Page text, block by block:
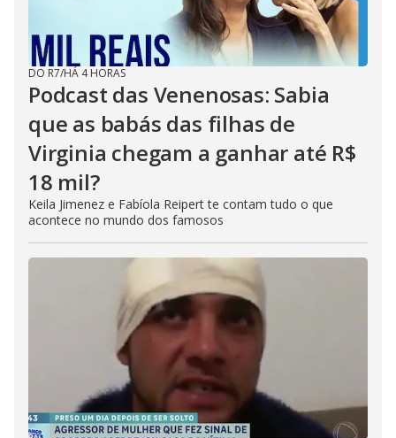
DO R7/HÁ 4 HORAS
Podcast das Venenosas: Sabia
que as babás das filhas de
Virginia chegam a ganhar até R$
18 mil?
Keila Jimenez e Fabíola Reipert te contam tudo o que
acontece no mundo dos famosos